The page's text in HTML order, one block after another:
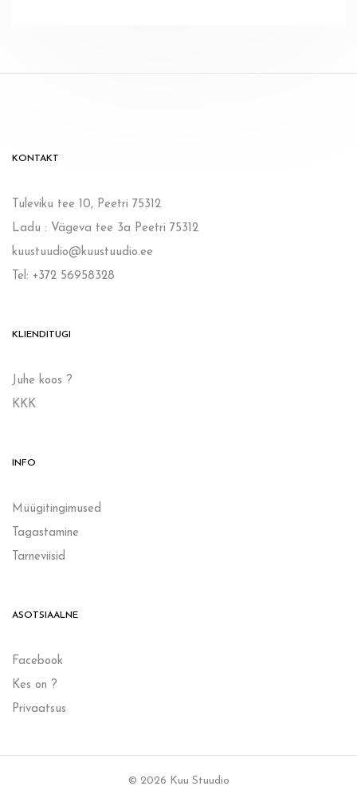
KONTAKT
Tuleviku tee 10, Peetri 75312
Ladu : Vägeva tee 3a Peetri 75312
kuustuudio@kuustuudio.ee
Tel: +372 56958328
KLIENDITUGI
Juhe koos ?
KKK
INFO
Müügitingimused
Tagastamine
Tarneviisid
ASOTSIAALNE
Facebook
Kes on ?
Privaatsus
© 2026 Kuu Stuudio